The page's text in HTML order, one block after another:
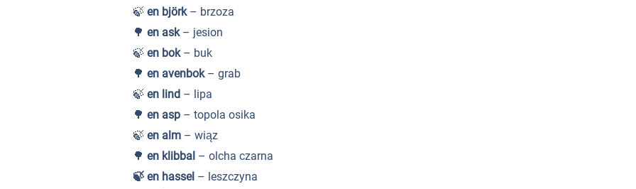
🍃 en björk– brzoza
🌳 en ask– jesion
🍃 en bok– buk
🌳 en avenbok– grab
🍃 en lind – lipa
🌳 en asp – topola osika
🍃 en alm – wiąz
🌳 en klibbal – olcha czarna
🍃 en hassel – leszczyna